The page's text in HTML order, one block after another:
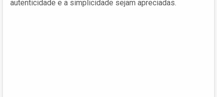
autenticidade e a simplicidade sejam apreciadas.